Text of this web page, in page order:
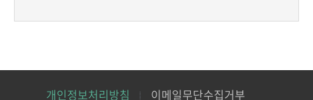
개인정보처리방침 이메일무단수집거부